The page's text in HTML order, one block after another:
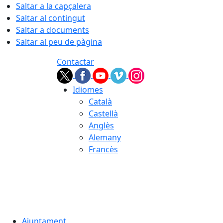
Saltar a la capçalera
Saltar al contingut
Saltar a documents
Saltar al peu de pàgina
Contactar
Idiomes
Català
Castellà
Anglès
Alemany
Francès